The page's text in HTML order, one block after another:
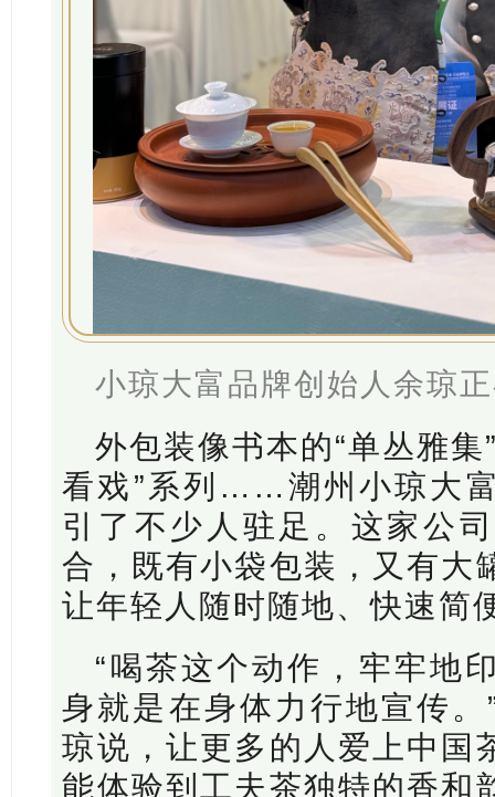
小琼大富品牌创始人余琼
外包装像书本的“单丛雅
看戏”系列……潮州小琼大
引了不少人驻足。这家公
合，既有小袋包装，又有大
让年轻人随时随地、快速简
“喝茶这个动作，牢牢地
身就是在身体力行地宣传
琼说，让更多的人爱上中国
能体验到工夫茶独特的香和